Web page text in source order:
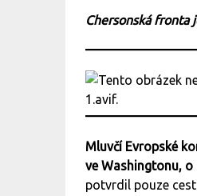
Chersonská fronta
Mluvčí Evropské
ve Washingtonu,
potvrdil pouze